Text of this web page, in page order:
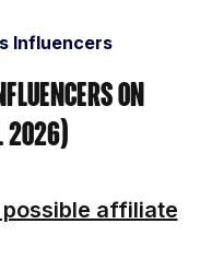
Influencers
on
2026)
affiliate